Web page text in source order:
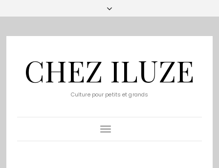
CHEZ ILUZE
Culture pour petits et grands
Toggle
Navigation